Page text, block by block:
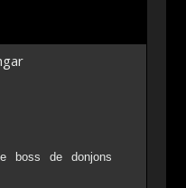
boss de donjons